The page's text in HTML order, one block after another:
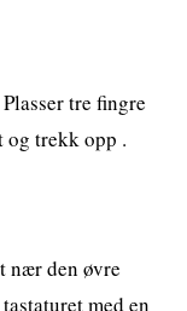
tre fingre
og trekk opp .
nær den øvre
med en